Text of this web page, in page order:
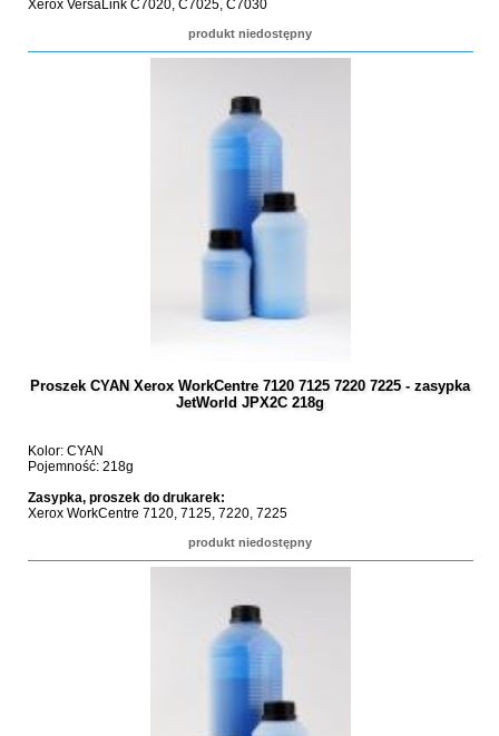
Xerox VersaLink C7020, C7025, C7030
produkt niedostępny
Proszek CYAN Xerox WorkCentre 7120 7125 7220 7225 - zasypka
JetWorld JPX2C 218g
Kolor: CYAN
Pojemność: 218g
Zasypka, proszek do drukarek:
Xerox WorkCentre 7120, 7125, 7220, 7225
produkt niedostępny